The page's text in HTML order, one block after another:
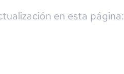
en esta página: